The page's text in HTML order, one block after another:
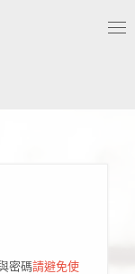
密碼請避免使